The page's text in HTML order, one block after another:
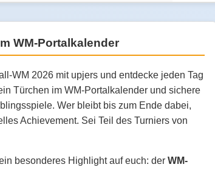
WM-Portalkalender
WM 2026 mit upjers und entdecke jeden Tag
Türchen im WM-Portalkalender und sichere
Wer bleibt bis zum Ende dabei,
Achievement. Sei Teil des Turniers von
besonderes Highlight auf euch: der WM-